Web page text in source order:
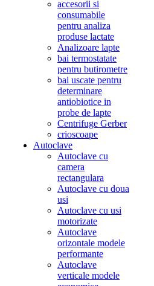
accesorii si
consumabile
pentru analiza
produse lactate
Analizoare lapte
bai termostatate
pentru butirometre
bai uscate pentru
determinare
antiobiotice in
probe de lapte
Centrifuge Gerber
crioscoape
Autoclave
Autoclave cu
camera
rectangulara
Autoclave cu doua
usi
Autoclave cu usi
motorizate
Autoclave
orizontale modele
performante
Autoclave
verticale modele